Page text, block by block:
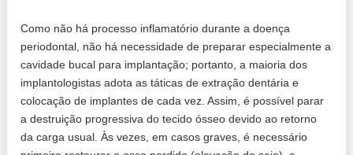
Como não há processo inflamatório durante a doença
periodontal, não há necessidade de preparar especialmente a
cavidade bucal para implantação; portanto, a maioria dos
implantologistas adota as táticas de extração dentária e
colocação de implantes de cada vez. Assim, é possível parar
a destruição progressiva do tecido ósseo devido ao retorno
da carga usual. Às vezes, em casos graves, é necessário